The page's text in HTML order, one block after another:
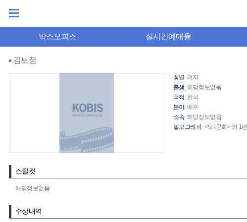
박스오피스 실시간예매율
김보정
성별 여자
출생 해당정보없음
국적 한국
분야 배우
소속 해당정보없음
필모그래피 <오! 문희> 외 1편
스틸컷
해당정보없음
수상내역